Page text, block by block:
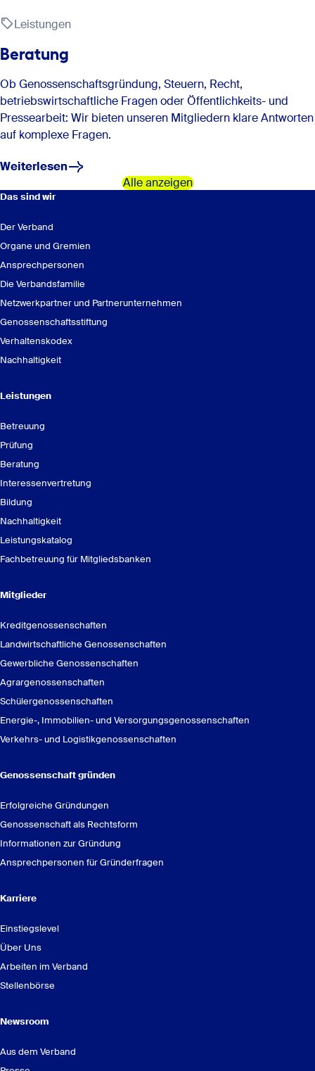
Leistungen
Beratung
Ob Genossenschaftsgründung, Steuern, Recht,
betriebswirtschaftliche Fragen oder Öffentlichkeits- und
Pressearbeit: Wir bieten unseren Mitgliedern klare Antworten
auf komplexe Fragen.
Weiterlesen
Alle anzeigen
Das sind wir
Der Verband
Organe und Gremien
Ansprechpersonen
Die Verbandsfamilie
Netzwerkpartner und Partnerunternehmen
Genossenschaftsstiftung
Verhaltenskodex
Nachhaltigkeit
Leistungen
Betreuung
Prüfung
Beratung
Interessenvertretung
Bildung
Nachhaltigkeit
Leistungskatalog
Fachbetreuung für Mitgliedsbanken
Mitglieder
Kreditgenossenschaften
Landwirtschaftliche Genossenschaften
Gewerbliche Genossenschaften
Agrargenossenschaften
Schülergenossenschaften
Energie-, Immobilien- und Versorgungsgenossenschaften
Verkehrs- und Logistikgenossenschaften
Genossenschaft gründen
Erfolgreiche Gründungen
Genossenschaft als Rechtsform
Informationen zur Gründung
Ansprechpersonen für Gründerfragen
Karriere
Einstiegslevel
Über Uns
Arbeiten im Verband
Stellenbörse
Newsroom
Aus dem Verband